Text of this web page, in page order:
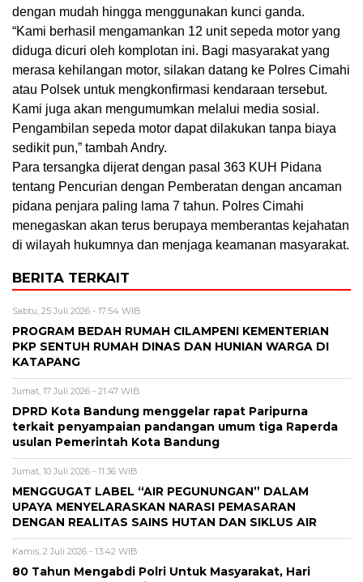
dengan mudah hingga menggunakan kunci ganda.
“Kami berhasil mengamankan 12 unit sepeda motor yang
diduga dicuri oleh komplotan ini. Bagi masyarakat yang
merasa kehilangan motor, silakan datang ke Polres Cimahi
atau Polsek untuk mengkonfirmasi kendaraan tersebut.
Kami juga akan mengumumkan melalui media sosial.
Pengambilan sepeda motor dapat dilakukan tanpa biaya
sedikit pun,” tambah Andry.
Para tersangka dijerat dengan pasal 363 KUH Pidana
tentang Pencurian dengan Pemberatan dengan ancaman
pidana penjara paling lama 7 tahun. Polres Cimahi
menegaskan akan terus berupaya memberantas kejahatan
di wilayah hukumnya dan menjaga keamanan masyarakat.
BERITA TERKAIT
Sabtu, 25 Juli 2026 - 17:54 WIB
PROGRAM BEDAH RUMAH CILAMPENI KEMENTERIAN
PKP SENTUH RUMAH DINAS DAN HUNIAN WARGA DI
KATAPANG
Jumat, 17 Juli 2026 - 21:47 WIB
DPRD Kota Bandung menggelar rapat Paripurna
terkait penyampaian pandangan umum tiga Raperda
usulan Pemerintah Kota Bandung
Jumat, 10 Juli 2026 - 11:36 WIB
MENGGUGAT LABEL “AIR PEGUNUNGAN” DALAM
UPAYA MENYELARASKAN NARASI PEMASARAN
DENGAN REALITAS SAINS HUTAN DAN SIKLUS AIR
Kamis, 2 Juli 2026 - 13:42 WIB
80 Tahun Mengabdi Polri Untuk Masyarakat, Hari